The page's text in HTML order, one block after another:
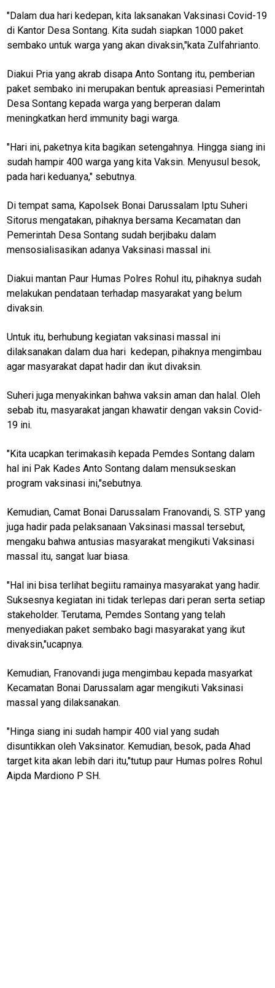
"Dalam dua hari kedepan, kita laksanakan Vaksinasi Covid-19
di Kantor Desa Sontang. Kita sudah siapkan 1000 paket
sembako untuk warga yang akan divaksin,"kata Zulfahrianto.
Diakui Pria yang akrab disapa Anto Sontang itu, pemberian
paket sembako ini merupakan bentuk apreasiasi Pemerintah
Desa Sontang kepada warga yang berperan dalam
meningkatkan herd immunity bagi warga.
"Hari ini, paketnya kita bagikan setengahnya. Hingga siang ini
sudah hampir 400 warga yang kita Vaksin. Menyusul besok,
pada hari keduanya," sebutnya.
Di tempat sama, Kapolsek Bonai Darussalam Iptu Suheri
Sitorus mengatakan, pihaknya bersama Kecamatan dan
Pemerintah Desa Sontang sudah berjibaku dalam
mensosialisasikan adanya Vaksinasi massal ini.
Diakui mantan Paur Humas Polres Rohul itu, pihaknya sudah
melakukan pendataan terhadap masyarakat yang belum
divaksin.
Untuk itu, berhubung kegiatan vaksinasi massal ini
dilaksanakan dalam dua hari kedepan, pihaknya mengimbau
agar masyarakat dapat hadir dan ikut divaksin.
Suheri juga menyakinkan bahwa vaksin aman dan halal. Oleh
sebab itu, masyarakat jangan khawatir dengan vaksin Covid-
19 ini.
"Kita ucapkan terimakasih kepada Pemdes Sontang dalam
hal ini Pak Kades Anto Sontang dalam mensukseskan
program vaksinasi ini,"sebutnya.
Kemudian, Camat Bonai Darussalam Franovandi, S. STP yang
juga hadir pada pelaksanaan Vaksinasi massal tersebut,
mengaku bahwa antusias masyarakat mengikuti Vaksinasi
massal itu, sangat luar biasa.
"Hal ini bisa terlihat begiitu ramainya masyarakat yang hadir.
Suksesnya kegiatan ini tidak terlepas dari peran serta setiap
stakeholder. Terutama, Pemdes Sontang yang telah
menyediakan paket sembako bagi masyarakat yang ikut
divaksin,"ucapnya.
Kemudian, Franovandi juga mengimbau kepada masyarkat
Kecamatan Bonai Darussalam agar mengikuti Vaksinasi
massal yang dilaksanakan.
"Hinga siang ini sudah hampir 400 vial yang sudah
disuntikkan oleh Vaksinator. Kemudian, besok, pada Ahad
target kita akan lebih dari itu,"tutup paur Humas polres Rohul
Aipda Mardiono P SH.
Home
N
W
Guide
Money
Liputan
Real
Gadget
Guide